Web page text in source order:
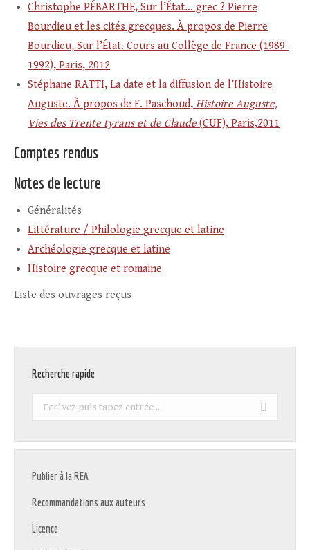
Christophe PÉBARTHE, Sur l’État… grec ? Pierre
Bourdieu et les cités grecques. À propos de Pierre
Bourdieu, Sur l’État. Cours au Collège de France (1989-
1992), Paris, 2012
Stéphane RATTI, La date et la diffusion de l’Histoire
Auguste. À propos de F. Paschoud, Histoire Auguste,
Vies des Trente tyrans et de Claude (CUF), Paris,2011
Comptes rendus
Notes de lecture
Généralités
Littérature / Philologie grecque et latine
Archéologie grecque et latine
Histoire grecque et romaine
Liste des ouvrages reçus
Recherche rapide
Recherche
Publier à la REA
Recommandations aux auteurs
Licence